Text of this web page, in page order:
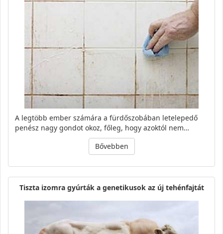
A legtöbb ember számára a fürdőszobában letelepedő
penész nagy gondot okoz, főleg, hogy azoktól nem…
Bővebben
Tiszta izomra gyúrták a genetikusok az új tehénfajtát